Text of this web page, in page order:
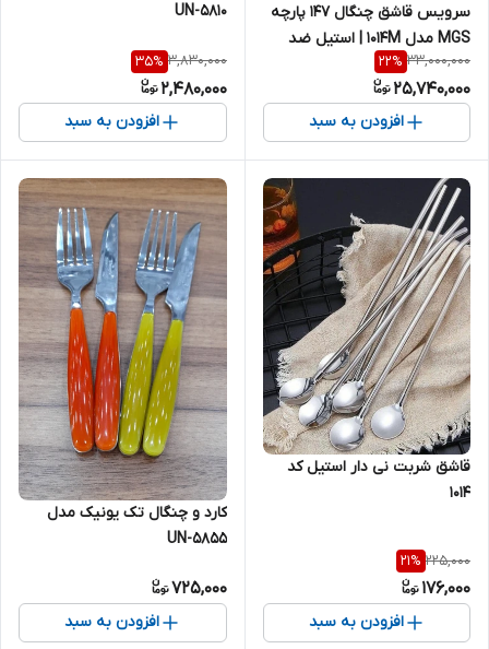
سرویس قاشق چنگال ۱۴۷ پارچه
MGS مدل ۱۰۱۴M | استیل ضد
زنگ شیک و با دوام
33,000,000
22%
25,740,000
افزودن به سبد
UN-5810
3,830,000
35%
2,480,000
افزودن به سبد
قاشق شربت نی دار استیل کد
۱۰۱۴
225,000
21%
176,000
افزودن به سبد
کارد و چنگال تک یونیک مدل
UN-5855
725,000
افزودن به سبد